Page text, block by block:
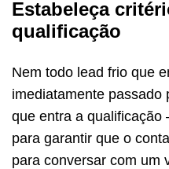
Estabeleça
qualificação
Nem todo lead frio que
imediatamente passado
que entra a
para garantir que o
para conversar com um